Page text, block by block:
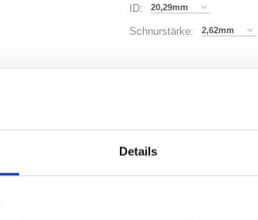
Details
ID: 20,29mm
Schnurstärke: 2,62mm